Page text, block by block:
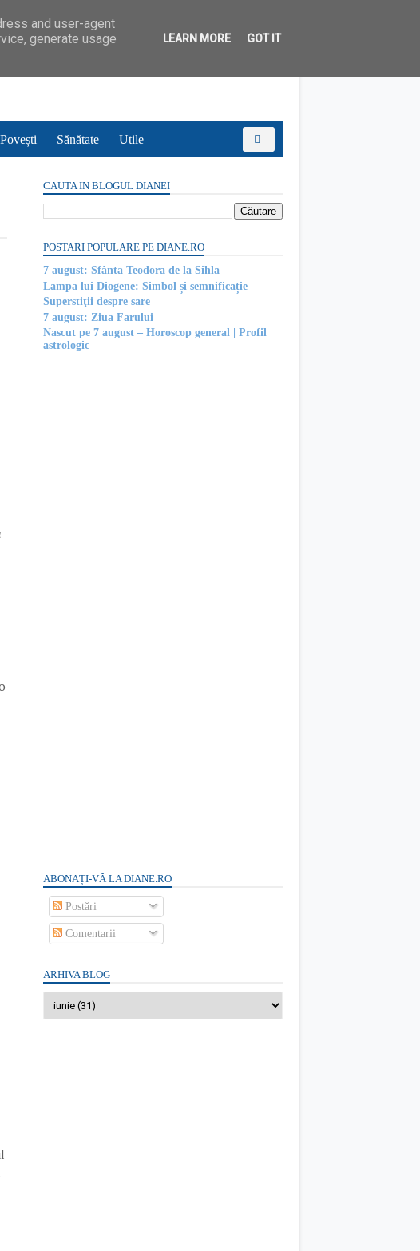
Povești Sănătate Utile
CAUTA IN BLOGUL DIANEI
POSTARI POPULARE PE DIANE.RO
7 august: Sfânta Teodora de la Sihla
Lampa lui Diogene: Simbol și semnificație
Superstiţii despre sare
7 august: Ziua Farului
Nascut pe 7 august – Horoscop general | Profil
astrologic
ABONAȚI-VĂ LA DIANE.RO
Postări
Comentarii
ARHIVA BLOG
and user-agent
generate usage
LEARN MORE GOT IT